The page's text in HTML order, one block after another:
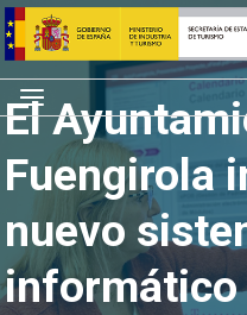
Saltar
al
contenido
Inicio
Menú
El
Fuengirola
nuevo
informático